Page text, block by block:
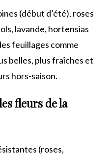
(début d’été), roses
lavande, hortensias
feuillages comme
belles, plus fraîches et
hors-saison.
fleurs de la
(roses,